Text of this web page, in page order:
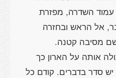
השדרה, מפזרת
אל הראש ובחזרה
אותה על הארון כך
סדר בדברים. קודם כל